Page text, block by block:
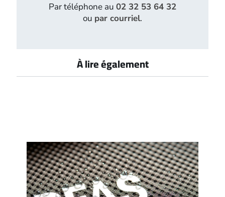
Par téléphone au 02 32 53 64 32
ou par courriel.
À lire également